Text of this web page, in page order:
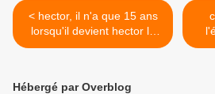
< hector, il n'a que 15 ans
lorsqu'il devient hector le
chanteur flamboyant des
février 2020
Hébergé par Overblog